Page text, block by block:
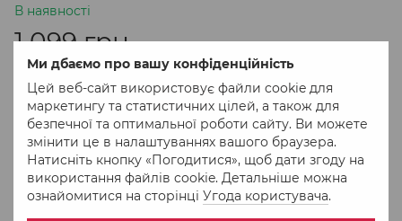
Ми дбаємо про вашу конфіденційність
Цей веб-сайт використовує файли cookie для
маркетингу та статистичних цілей, а також для
безпечної та оптимальної роботи сайту. Ви можете
змінити це в налаштуваннях вашого браузера.
Натисніть кнопку «Погодитися», щоб дати згоду на
використання файлів cookie. Детальніше можна
ознайомитися на сторінці Угода користувача.
В наявності
1 099 грн
В кошик
Придбати в 1 клік
До обраного Порівняти